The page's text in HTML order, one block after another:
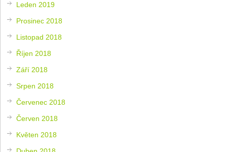
Leden 2019
Prosinec 2018
Listopad 2018
Říjen 2018
Září 2018
Srpen 2018
Červenec 2018
Červen 2018
Květen 2018